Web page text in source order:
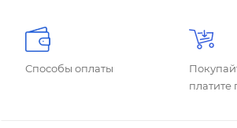
Способы оплаты
платите